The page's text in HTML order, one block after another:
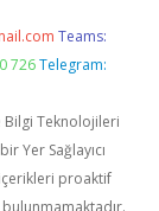
Teams:
726 Telegram:
Bilgi Teknolojileri
Yer Sağlayıcı
proaktif